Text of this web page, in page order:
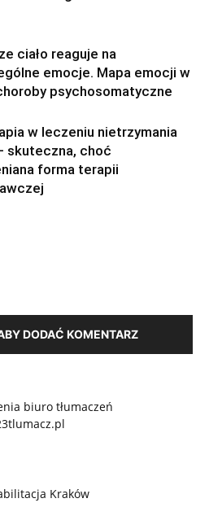
ciało reaguje na
emocje. Mapa emocji w
psychosomatyczne
w leczeniu nietrzymania
skuteczna, choć
forma terapii
DODAĆ KOMENTARZ